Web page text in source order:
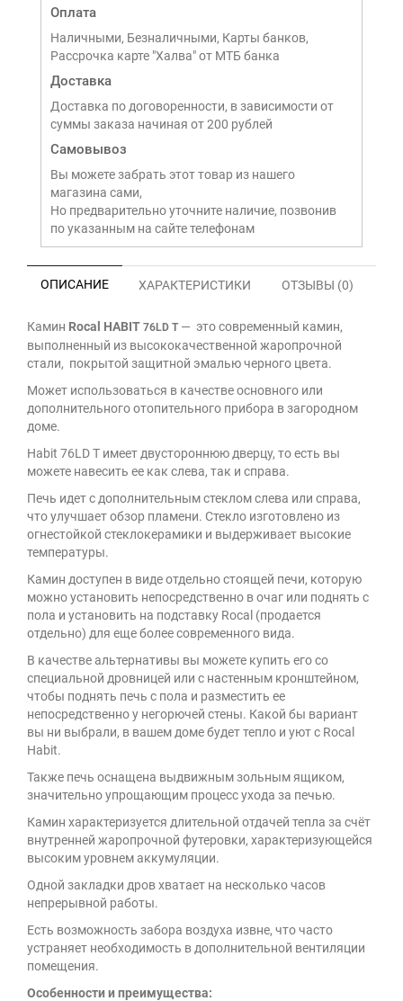
Оплата
Наличными, Безналичными, Карты банков,
Рассрочка карте "Халва" от МТБ банка
Доставка
Доставка по договоренности, в зависимости от
суммы заказа начиная от 200 рублей
Самовывоз
Вы можете забрать этот товар из нашего
магазина сами,
Но предварительно уточните наличие, позвонив
по указанным на сайте телефонам
ОПИСАНИЕ ХАРАКТЕРИСТИКИ ОТЗЫВЫ (0)
Камин Rocal HABIT 76LD T — это современный камин,
выполненный из высококачественной жаропрочной
стали, покрытой защитной эмалью черного цвета.
Может использоваться в качестве основного или
дополнительного отопительного прибора в загородном
доме.
Habit 76LD T имеет двустороннюю дверцу, то есть вы
можете навесить ее как слева, так и справа.
Печь идет с дополнительным стеклом слева или справа,
что улучшает обзор пламени. Стекло изготовлено из
огнестойкой стеклокерамики и выдерживает высокие
температуры.
Камин доступен в виде отдельно стоящей печи, которую
можно установить непосредственно в очаг или поднять с
пола и установить на подставку Rocal (продается
отдельно) для еще более современного вида.
В качестве альтернативы вы можете купить его со
специальной дровницей или с настенным кронштейном,
чтобы поднять печь с пола и разместить ее
непосредственно у негорючей стены. Какой бы вариант
вы ни выбрали, в вашем доме будет тепло и уют с Rocal
Habit.
Также печь оснащена выдвижным зольным ящиком,
значительно упрощающим процесс ухода за печью.
Камин характеризуется длительной отдачей тепла за счёт
внутренней жаропрочной футеровки, характеризующейся
высоким уровнем аккумуляции.
Одной закладки дров хватает на несколько часов
непрерывной работы.
Есть возможность забора воздуха извне, что часто
устраняет необходимость в дополнительной вентиляции
помещения.
Особенности и преимущества: